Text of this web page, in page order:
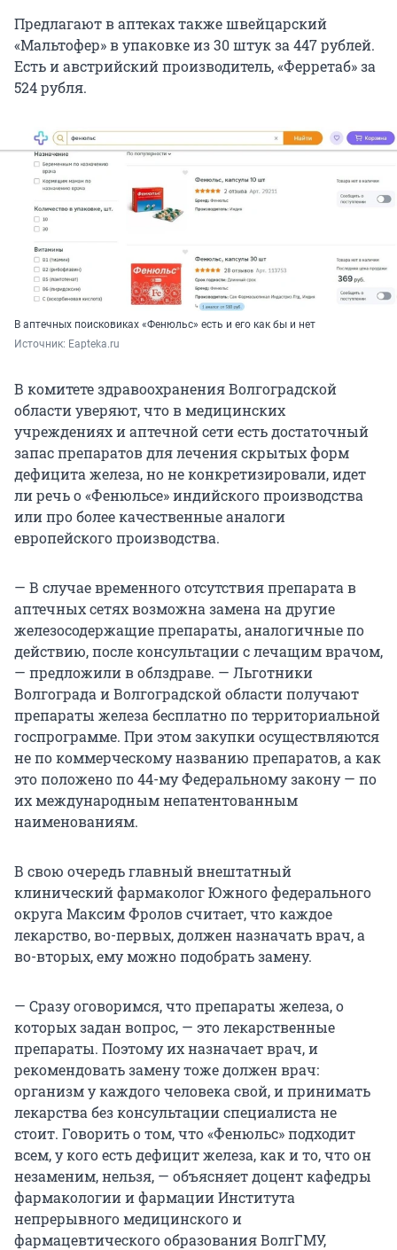
Предлагают в аптеках также швейцарский
«Мальтофер» в упаковке из 30 штук за 447 рублей.
Есть и австрийский производитель, «Ферретаб» за
524 рубля.
В аптечных поисковиках «Фенюльс» есть и его как бы и нет
Источник: Eapteka.ru
В комитете здравоохранения Волгоградской
области уверяют, что в медицинских
учреждениях и аптечной сети есть достаточный
запас препаратов для лечения скрытых форм
дефицита железа, но не конкретизировали, идет
ли речь о «Фенюльсе» индийского производства
или про более качественные аналоги
европейского производства.
— В случае временного отсутствия препарата в
аптечных сетях возможна замена на другие
железосодержащие препараты, аналогичные по
действию, после консультации с лечащим врачом,
— предложили в облздраве. — Льготники
Волгограда и Волгоградской области получают
препараты железа бесплатно по территориальной
госпрограмме. При этом закупки осуществляются
не по коммерческому названию препаратов, а как
это положено по 44-му Федеральному закону — по
их международным непатентованным
наименованиям.
В свою очередь главный внештатный
клинический фармаколог Южного федерального
округа Максим Фролов считает, что каждое
лекарство, во-первых, должен назначать врач, а
во-вторых, ему можно подобрать замену.
— Сразу оговоримся, что препараты железа, о
которых задан вопрос, — это лекарственные
препараты. Поэтому их назначает врач, и
рекомендовать замену тоже должен врач:
организм у каждого человека свой, и принимать
лекарства без консультации специалиста не
стоит. Говорить о том, что «Фенюльс» подходит
всем, у кого есть дефицит железа, как и то, что он
незаменим, нельзя, — объясняет доцент кафедры
фармакологии и фармации Института
непрерывного медицинского и
фармацевтического образования ВолгГМУ,